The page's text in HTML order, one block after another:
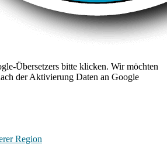
Übersetzers bitte klicken. Wir möchten
der Aktivierung Daten an Google
Region